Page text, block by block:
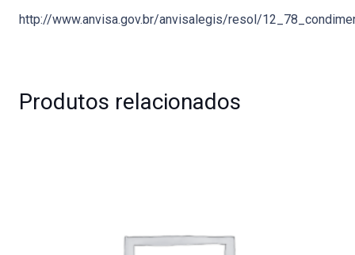
http://www.anvisa.gov.br/anvisalegis/resol/
Produtos relacionados